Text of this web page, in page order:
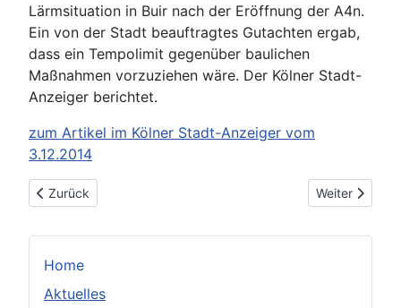
Home
Aktuelles
Lärmsituation in Buir nach der Eröffnung der A4n.
Ein von der Stadt beauftragtes Gutachten ergab,
dass ein Tempolimit gegenüber baulichen
Maßnahmen vorzuziehen wäre. Der Kölner Stadt-
Anzeiger berichtet.
zum Artikel im Kölner Stadt-Anzeiger vom
3.12.2014
Vorheriger Beitrag: Ausflug in den verlorenen Wald (Kölnische
Zurück Nächster
Weiter